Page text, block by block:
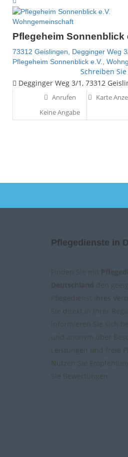
Wohngemeinschaft
Pflegeheim Sonnenblick
73312 Geislingen, Degginger Weg
Pflegeheim Sonnenblick e.V.,
Schreiben
Degginger Weg 3/1, 73312
Anrufen
Keine Angabe
Karte
Pflegedienste in
Finden Sie mit
Deutschland den
Pflegedienst Ihres
Sie direkt in Ihrer
informieren Sie sich
und anonym über
Leistungen und freie
Nutzen Sie
Sie Bewertungen.